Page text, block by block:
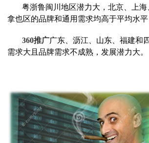
粤浙鲁闽川地区潜力大，北京、上
拿也区的品牌和通用需求均高于平均水平
360推广广东、沥江、山东、福建和
需求大且品牌需求不成熟，发展潜力大。